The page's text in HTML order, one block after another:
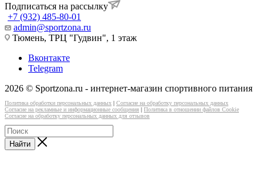
Подписаться на рассылку
+7 (932) 485-80-01
admin@sportzona.ru
Тюмень, ТРЦ "Гудвин", 1 этаж
Вконтакте
Telegram
2026 © Sportzona.ru - интернет-магазин спортивного питания
Политика обработки персональных данных | Согласие на обработку персональных данных
Согласие на рекламные и информационные сообщения | Политика в отношении файлов Cookie
Согласие на обработку персональных данных для отзывов
Найти